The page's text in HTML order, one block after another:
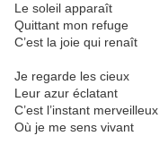
Le soleil apparaît
Quittant mon refuge
C’est la joie qui renaît
Je regarde les cieux
Leur azur éclatant
C’est l’instant merveilleux
Où je me sens vivant